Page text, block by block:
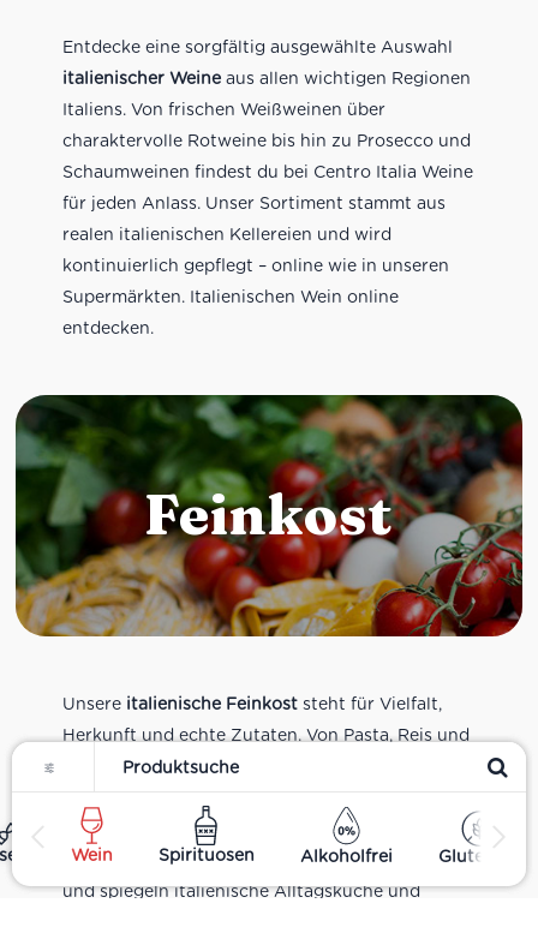
Wein Spirituosen Alkoholfrei Glutenfrei
Entdecke eine sorgfältig ausgewählte Auswahl
italienischer Weineaus allen wichtigen Regionen
Italiens. Von frischen Weißweinen über
charaktervolle Rotweine bis hin zu Prosecco und
Schaumweinen findest du bei Centro Italia Weine
für jeden Anlass. Unser Sortiment stammt aus
realen italienischen Kellereien und wird
kontinuierlich gepflegt – online wie in unseren
Supermärkten. Italienischen Wein online
entdecken.
Feinkost
Unsere italienische Feinkoststeht für Vielfalt,
Herkunft und echte Zutaten. Von Pasta, Reis und
Tomatensaucen über Olivenöl, Antipasti und
Pesto bis zu Balsamico und Spezialitäten aus
verschiedenen Regionen Italiens. Alle Produkte
sind Teil unseres realen Supermarkt-Sortiments
und spiegeln italienische Alltagsküche und